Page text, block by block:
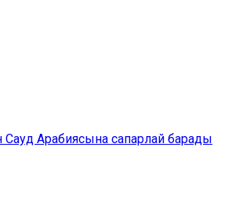
Сауд Арабиясына сапарлай барады